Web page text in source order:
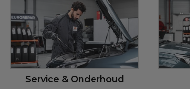
Service & Onderhoud